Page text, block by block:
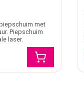
met
Piepschuim
laser.